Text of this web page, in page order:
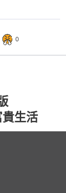
0
生活